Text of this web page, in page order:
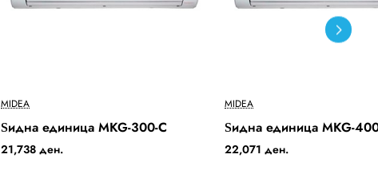
Бесплатна Достава
MIDEA
Ѕидна единица MKG-300-C
21,738 ден.
MIDEA
Ѕидна единица MKG-
22,071 ден.